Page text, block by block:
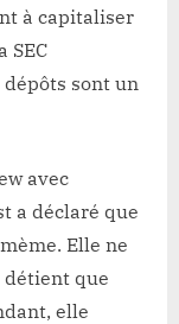
à capitaliser
SEC
dépôts sont un
avec
a déclaré que
Elle ne
détient que
elle